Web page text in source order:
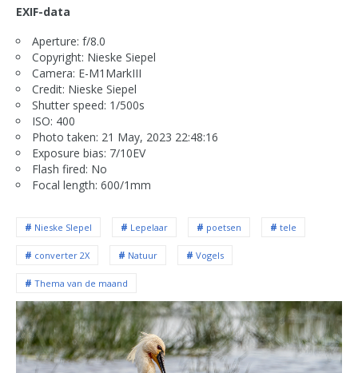
EXIF-data
Aperture: f/8.0
Copyright: Nieske Siepel
Camera: E-M1MarkIII
Credit: Nieske Siepel
Shutter speed: 1/500s
ISO: 400
Photo taken: 21 May, 2023 22:48:16
Exposure bias: 7/10EV
Flash fired: No
Focal length: 600/1mm
Nieske SIepel Lepelaar poetsen tele
converter 2X Natuur Vogels
Thema van de maand